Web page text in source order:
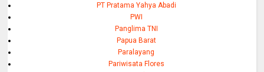
PT Pratama Yahya Abadi
PWI
Panglima TNI
Papua Barat
Paralayang
Pariwisata Flores